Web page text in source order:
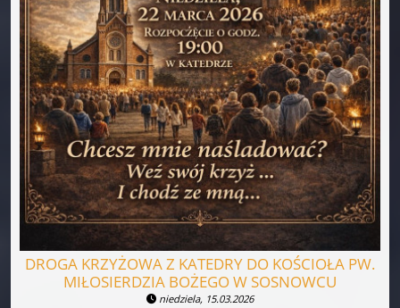
DROGA KRZYŻOWA Z KATEDRY DO KOŚCIOŁA PW.
MIŁOSIERDZIA BOŻEGO W SOSNOWCU
niedziela, 15.03.2026